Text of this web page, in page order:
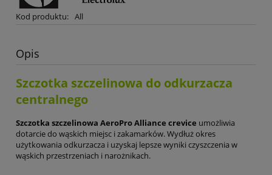
Kod produktu: All
Opis
Szczotka szczelinowa do odkurzacza
centralnego
Szczotka szczelinowa AeroPro Alliance crevice umożliwia
dotarcie do wąskich miejsc i zakamarków. Wydłuż okres
użytkowania odkurzacza i uzyskaj lepsze wyniki czyszczenia w
wąskich przestrzeniach i narożnikach.